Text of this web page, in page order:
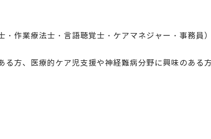
作業療法士・言語聴覚士・ケアマネジャー・事務員
方、医療的ケア児支援や神経難病分野に興味のある